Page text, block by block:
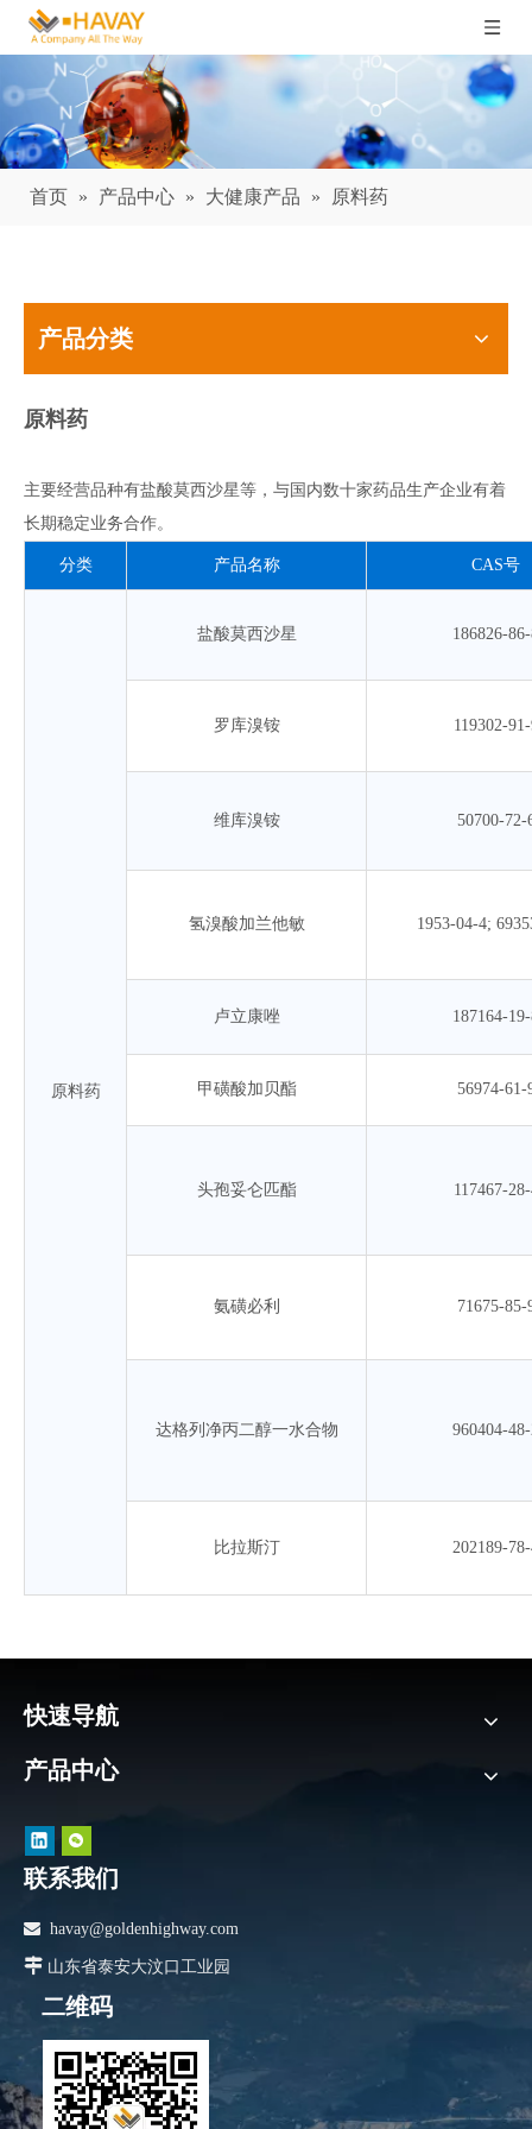
首页 » 产品中心 » 大健康产品 » 原料药
产品分类
原料药
主要经营品种有盐酸莫西沙星等，与国内数十家药品生产企业有着
长期稳定业务合作。
分类 产品名称 CAS号
原料药
盐酸莫西沙星 186826-
罗库溴铵 119302-
维库溴铵 50700-72-
氢溴酸加兰他敏 1953-04-4;
卢立康唑 187164-
甲磺酸加贝酯 56974-61-
头孢妥仑匹酯 117467-
氨磺必利 71675-85-
达格列净丙二醇一水合物 960404-
比拉斯汀 202189-
快速导航
产品中心
联系我们
 havay@goldenhighway.com
 山东省泰安大汶口工业园
二维码